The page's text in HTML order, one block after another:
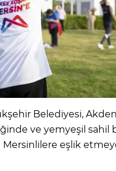
Belediyesi,
ve yemyeşil sahil
Mersinlilere eşlik